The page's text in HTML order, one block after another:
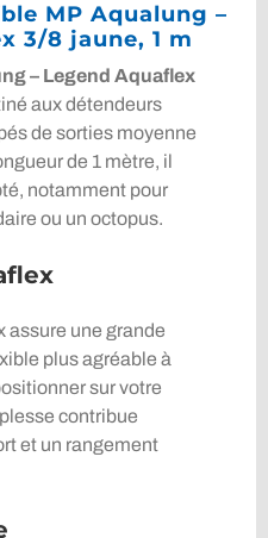
MP Aqualung –
3/8 jaune, 1 m
– Legend Aquaflex
aux détendeurs
de sorties moyenne
de 1 mètre, il
notamment pour
ou un octopus.
assure une grande
plus agréable à
sur votre
contribue
et un rangement